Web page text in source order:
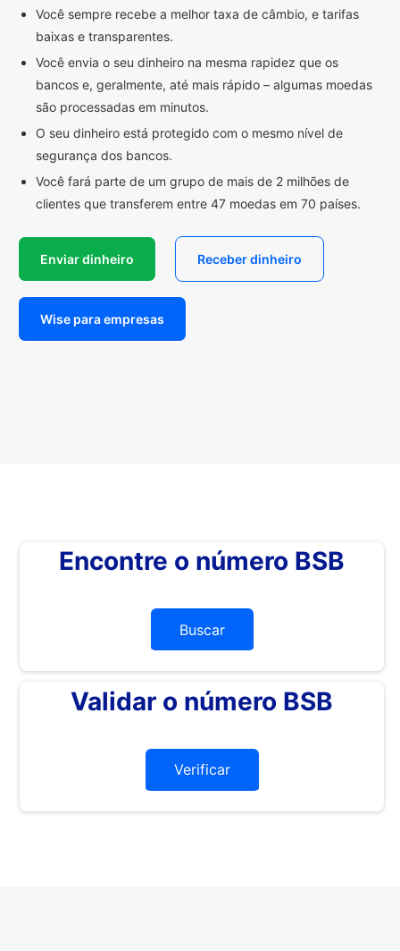
Você sempre recebe a melhor taxa de câmbio, e tarifas
baixas e transparentes.
Você envia o seu dinheiro na mesma rapidez que os
bancos e, geralmente, até mais rápido – algumas moedas
são processadas em minutos.
O seu dinheiro está protegido com o mesmo nível de
segurança dos bancos.
Você fará parte de um grupo de mais de 2 milhões de
clientes que transferem entre 47 moedas em 70 países.
Enviar dinheiro Receber dinheiro
Wise para empresas
Encontre o número BSB
Buscar
Validar o número BSB
Verificar